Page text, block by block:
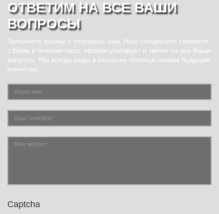
ОТВЕТИМ НА ВСЕ ВАШИ
ВОПРОСЫ
Заполните форму и отправьте нам. Наш специалист свяжется
с Вами в течении часа, прокансультирует и тветит на все Ваши
вопросы. Мы всегда рады в оказании помощи нашим будущим
клиентам.
Captcha